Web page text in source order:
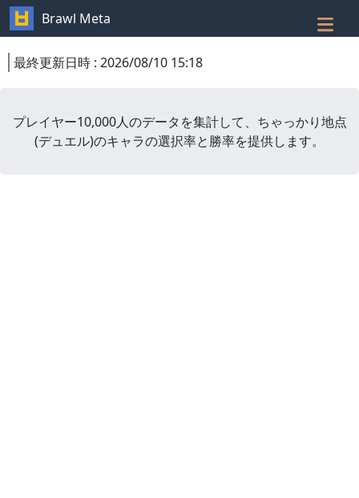
Brawl Meta
最終更新日時 : 2026/08/10 15:18
プレイヤー10,000人のデータを集計して、 ちゃっかり地点
(デュエル)のキャラの選択率と勝率を提供します。